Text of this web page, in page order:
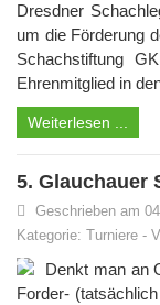
Dresdner
um die Förderung
Schachstiftung
Ehrenmitglied in
Weiterlesen ...
5. Glauchauer
Geschrieben am
Kategorie: Turniere -
Denkt man an
Forder-